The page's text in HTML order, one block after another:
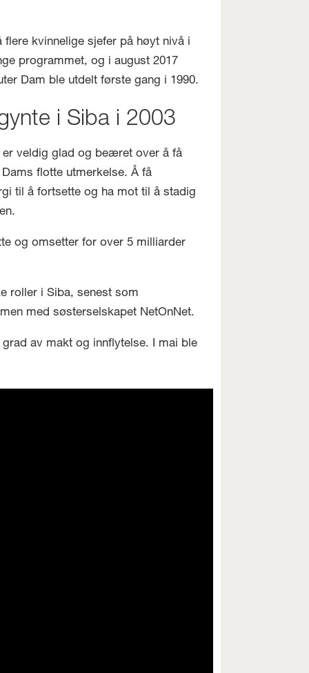
kvinnelige sjefer på høyt nivå i
programmet, og i august 2017
Dam ble utdelt første gang i 1990.
i Siba i 2003
er veldig glad og beæret over å få
Dams flotte utmerkelse. Å få
til å fortsette og ha mot til å stadig
og omsetter for over 5 milliarder
roller i Siba, senest som
med søsterselskapet NetOnNet.
av makt og innflytelse. I mai ble